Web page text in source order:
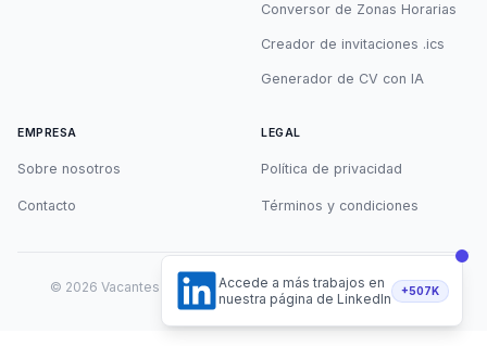
Conversor de Zonas Horarias
Creador de invitaciones .ics
Generador de CV con IA
EMPRESA
Sobre nosotros
Contacto
LEGAL
Política de privacidad
Términos y condiciones
© 2026 Vacantes Remotas. Todos los derechos reservados.
Accede a más trabajos en
nuestra página de LinkedIn
+507K